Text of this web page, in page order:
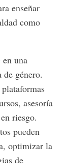
enseñar
como
una
género.
asesoría
riesgo.
pueden
optimizar la
de